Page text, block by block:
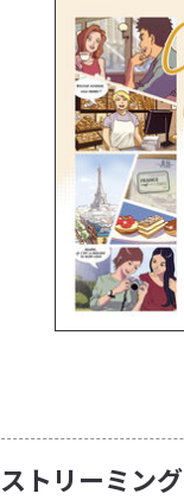
トリーミング